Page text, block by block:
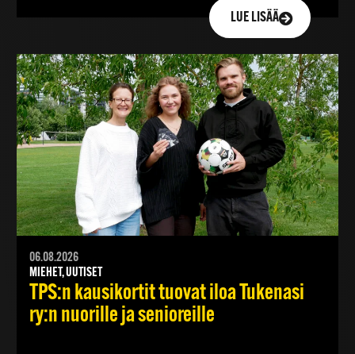
LUE LISÄÄ
06.08.2026
MIEHET, UUTISET
TPS:n kausikortit tuovat iloa Tukenasi
ry:n nuorille ja senioreille